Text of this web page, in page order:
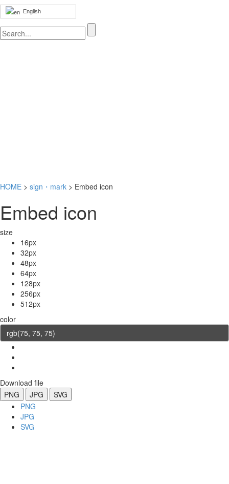
English
HOME > sign・mark > Embed icon
Embed icon
size
16px
32px
48px
64px
128px
256px
512px
color
Download file
PNG
JPG
SVG
PNG
JPG
SVG